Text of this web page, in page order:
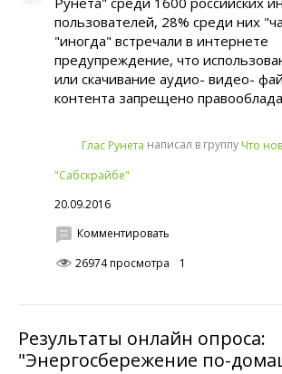
пользователей, 28% среди них
"иногда" встречали в интернете
предупреждение, что
или скачивание аудио- видео-
контента запрещено
Глас Рунета написал в группу Что
"Сабскрайбе"
20.09.2016
Комментировать
26974 просмотра
1
Результаты онлайн опроса:
"Энергосбережение по-